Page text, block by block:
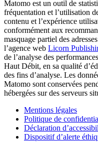
Matomo est un outil de
fréquentation et l’utilisation
contenu et l’expérience
conformément aux
masquage partiel des
l’agence web Licorn
de l’analyse des
Haut Débit, en sa qualité
des fins d’analyse. Les
Matomo sont conservées
hébergées sur des serveurs
Mentions légales
Politique de
Déclaration
Dispositif d’alerte